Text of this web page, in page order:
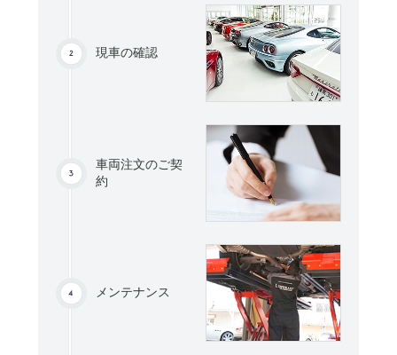
現車の確認
車両注文のご契
約
メンテナンス